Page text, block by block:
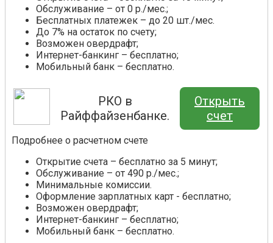
Обслуживание – от 0 р./мес.;
Бесплатных платежек – до 20 шт./мес.
До 7% на остаток по счету;
Возможен овердрафт;
Интернет-банкинг – бесплатно;
Мобильный банк – бесплатно.
РКО в
Райффайзенбанке.
Открыть
счет
Подробнее о расчетном счете
Открытие счета – бесплатно за 5 минут;
Обслуживание – от 490 р./мес.;
Минимальные комиссии.
Оформление зарплатных карт - бесплатно;
Возможен овердрафт;
Интернет-банкинг – бесплатно;
Мобильный банк – бесплатно.